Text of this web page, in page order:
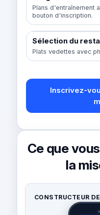
Plans d'entraînement
bouton d'inscription.
Sélection du
Plats vedettes avec
Inscrivez-
Ce que
la
CONSTRUCTEUR